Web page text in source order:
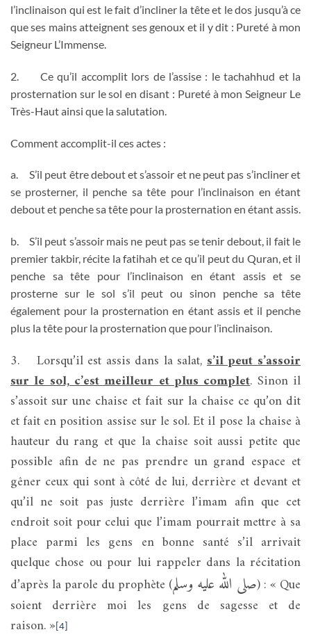
l’inclinaison qui est le fait d’incliner la tête et le dos jusqu’à ce
que ses mains atteignent ses genoux et il y dit : Pureté à mon
Seigneur L’Immense.
2.
Ce qu’il accomplit lors de l’assise : le tachahhud et la
prosternation sur le sol en disant : Pureté à mon Seigneur Le
Très-Haut ainsi que la salutation.
Comment accomplit-il ces actes :
a.
S’il peut être debout et s’assoir et ne peut pas s’incliner et
se prosterner, il penche sa tête pour l’inclinaison en étant
debout et penche sa tête pour la prosternation en étant assis.
b.
S’il peut s’assoir mais ne peut pas se tenir debout, il fait le
premier takbir, récite la fatihah et ce qu’il peut du Quran, et il
penche sa tête pour l’inclinaison en étant assis et se
prosterne sur le sol s’il peut ou sinon penche sa tête
également pour la prosternation en étant assis et il penche
plus la tête pour la prosternation que pour l’inclinaison.
3. Lorsqu’il est assis dans la salat, s’il peut s’assoir
sur le sol, c’est meilleur et plus complet. Sinon il
s’assoit sur une chaise et fait sur la chaise ce qu’on dit
et fait en position assise sur le sol. Et il pose la chaise à
hauteur du rang et que la chaise soit aussi petite que
possible afin de ne pas prendre un grand espace et
gêner ceux qui sont à côté de lui, derrière et devant et
qu’il ne soit pas juste derrière l’imam afin que cet
endroit soit pour celui que l’imam pourrait mettre à sa
place parmi les gens en bonne santé s’il arrivait
quelque chose ou pour lui rappeler dans la récitation
d’après la parole du prophète (صلى الله عليه وسلم) : « Que
soient derrière moi les gens de sagesse et de
raison. » [4]